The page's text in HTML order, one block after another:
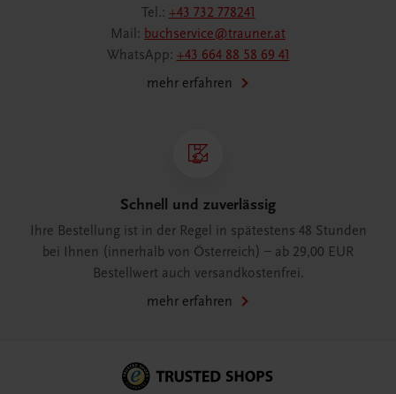
Tel.: +43 732 778241
Mail: buchservice@trauner.at
WhatsApp: +43 664 88 58 69 41
mehr erfahren
Schnell und zuverlässig
Ihre Bestellung ist in der Regel in spätestens 48 Stunden
bei Ihnen (innerhalb von Österreich) – ab 29,00 EUR
Bestellwert auch versandkostenfrei.
mehr erfahren